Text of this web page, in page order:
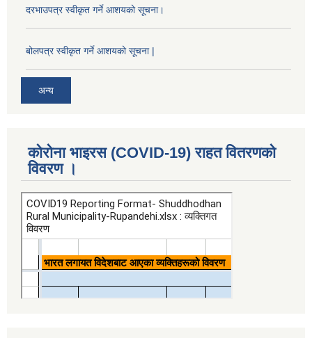
दरभाउपत्र स्वीकृत गर्ने आशयको सूचना।
बोलपत्र स्वीकृत गर्ने आशयको सूचना |
अन्य
कोरोना भाइरस (COVID-19) राहत वितरणको
विवरण ।